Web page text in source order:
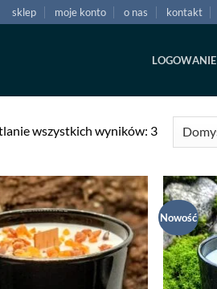
sklep moje konto o nas kontakt
LOGOWANIE
wszystkich wyników: 3
Dodaj
do listy
życzeń
Nowość